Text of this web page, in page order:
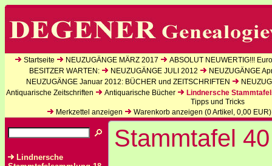
Startseite NEUZUGÄNGE MÄRZ 2017
ABSOLUT NEUWERTIG!!!
BESITZER WARTEN:
NEUZUGÄNGE JULI 2012
NEUZUGÄNGE
NEUZUGÄNGE Januar 2012: BÜCHER und ZEITSCHRIFTEN
Antiquarische Zeitschriften
Antiquarische Bücher
Lindnersche
Tipps und Tricks
Merkzettel anzeigen
Warenkorb anzeigen (0Artikel, 0,00 EUR)
Lindnersche
Stammtafel